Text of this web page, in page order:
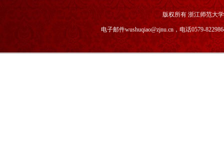
版权所有 浙江师范大
电子邮件wushuqiao@zjnu.cn，电话0579-